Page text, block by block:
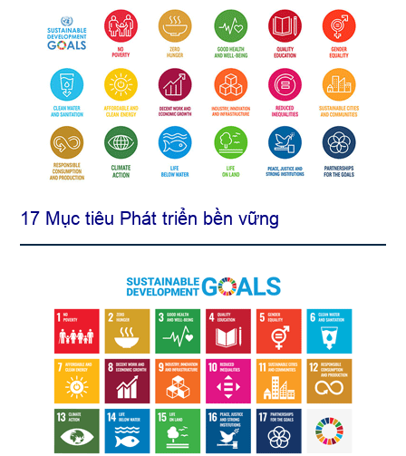
17 Mục tiêu Phát triển bền vững